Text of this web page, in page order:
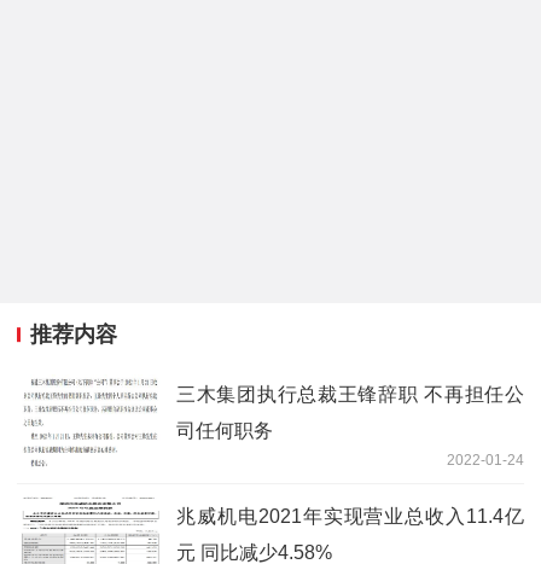
推荐内容
三木集团执行总裁王锋辞职 不再担任公
司任何职务
2022-01-24
兆威机电2021年实现营业总收入11.4亿
元 同比减少4.58%